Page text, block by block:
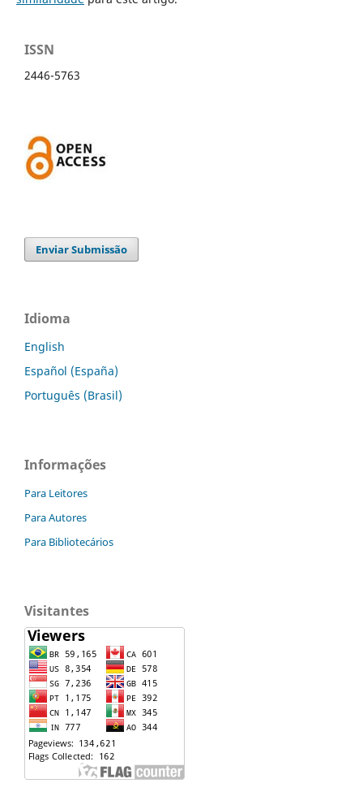
ISSN
2446-5763
Enviar Submissão
Idioma
English
Español (España)
Português (Brasil)
Informações
Para Leitores
Para Autores
Para Bibliotecários
Visitantes